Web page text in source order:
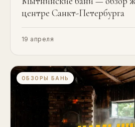
центре Санкт-Петербурга
19 апреля
ОБЗОРЫ БАНЬ